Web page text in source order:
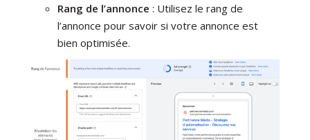
Rang de l’annonce : Utilisez le rang de
l’annonce pour savoir si votre annonce est
bien optimisée.